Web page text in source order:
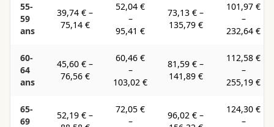
55-
59
ans
39,74 € –
75,14 €
52,04 €
–
95,41 €
73,13 € –
135,79 €
101,97 €
–
232,64 €
60-
64
ans
45,60 € –
76,56 €
60,46 €
–
103,02 €
81,59 € –
141,89 €
112,58 €
–
255,19 €
65-
69
52,19 € –
72,05 €
–
96,02 € –
124,30 €
–